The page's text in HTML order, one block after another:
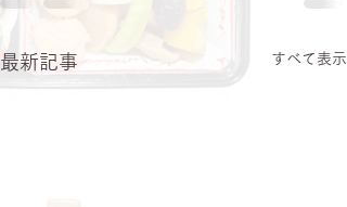
最新記事 すべて表示